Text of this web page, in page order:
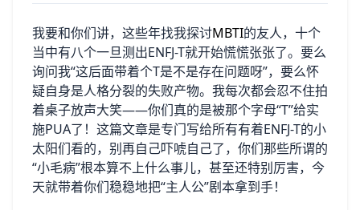
我要和你们讲，这些年找我探讨MBTI的友人，十个
当中有八个一旦测出ENFJ-T就开始慌慌张张了。要么
询问我“这后面带着个T是不是存在问题呀”，要么怀
疑自身是人格分裂的失败产物。我每次都会忍不住拍
着桌子放声大笑——你们真的是被那个字母“T”给实
施PUA了！这篇文章是专门写给所有有着ENFJ-T的小
太阳们看的，别再自己吓唬自己了，你们那些所谓的
“小毛病”根本算不上什么事儿，甚至还特别厉害，今
天就带着你们稳稳地把“主人公”剧本拿到手！